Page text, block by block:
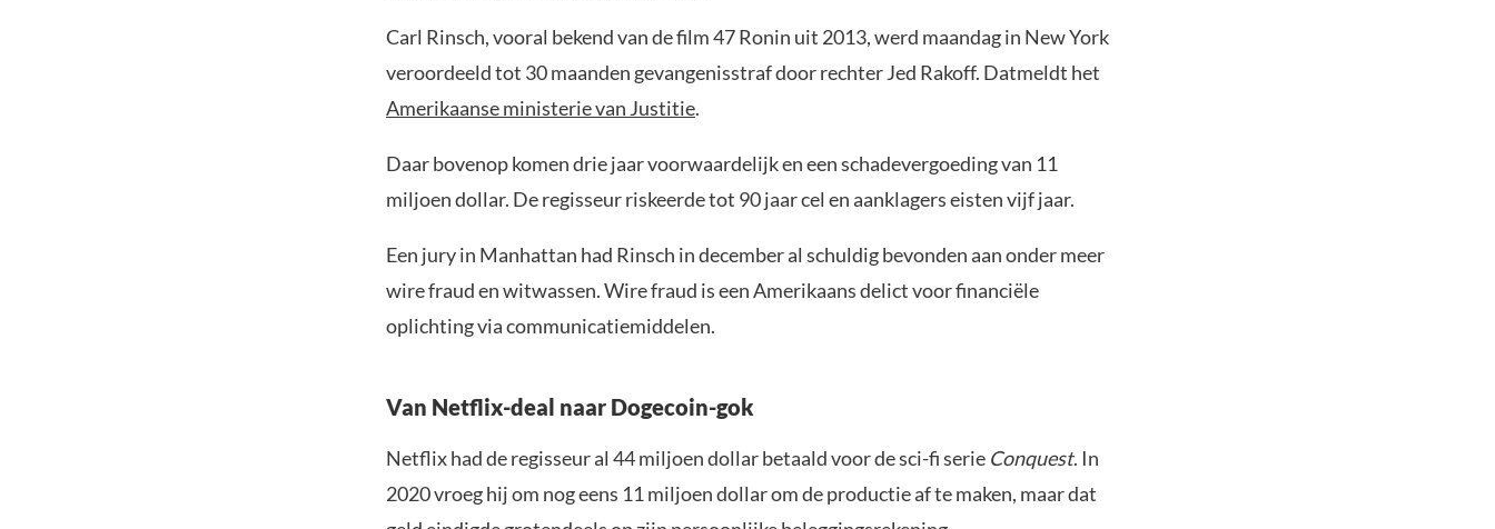
Carl Rinsch, vooral bekend van de film 47 Ronin uit 2013, werd maandag in New York
veroordeeld tot 30 maanden gevangenisstraf door rechter Jed Rakoff. Datmeldt het
Amerikaanse ministerie van Justitie.
Daar bovenop komen drie jaar voorwaardelijk en een schadevergoeding van 11
miljoen dollar. De regisseur riskeerde tot 90 jaar cel en aanklagers eisten vijf jaar.
Een jury in Manhattan had Rinsch in december al schuldig bevonden aan onder meer
wire fraud en witwassen. Wire fraud is een Amerikaans delict voor financiële
oplichting via communicatiemiddelen.
Van Netflix-deal naar Dogecoin-gok
Netflix had de regisseur al 44 miljoen dollar betaald voor de sci-fi serie Conquest. In
2020 vroeg hij om nog eens 11 miljoen dollar om de productie af te maken, maar dat